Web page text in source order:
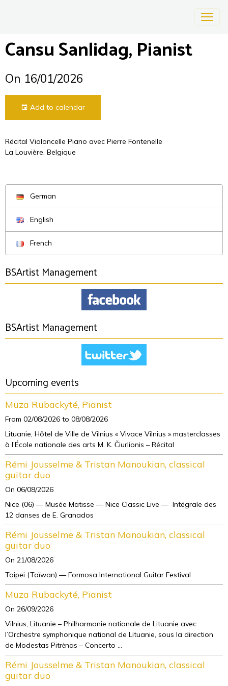
Cansu Sanlidag, Pianist
On 16/01/2026
Add to calendar
Récital Violoncelle Piano avec Pierre Fontenelle
La Louvière, Belgique
German
English
French
BSArtist Management
BSArtist Management
Upcoming events
Muza Rubackyté, Pianist
From 02/08/2026 to 08/08/2026
Lituanie, Hôtel de Ville de Vilnius « Vivace Vilnius » masterclasses
à l’École nationale des arts M. K. Čiurlionis – Récital
Rémi Jousselme & Tristan Manoukian, classical
guitar duo
On 06/08/2026
Nice (06) — Musée Matisse — Nice Classic Live — Intégrale des
12 danses de E. Granados
Rémi Jousselme & Tristan Manoukian, classical
guitar duo
On 21/08/2026
Taipei (Taïwan) — Formosa International Guitar Festival
Muza Rubackyté, Pianist
On 26/09/2026
Vilnius, Lituanie – Philharmonie nationale de Lituanie avec
l’Orchestre symphonique national de Lituanie, sous la direction
de Modestas Pitrėnas – Concerto ...
Rémi Jousselme & Tristan Manoukian, classical
guitar duo